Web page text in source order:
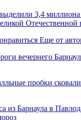
3,4
Еще от
вечернего
пробки
из Барнаула в